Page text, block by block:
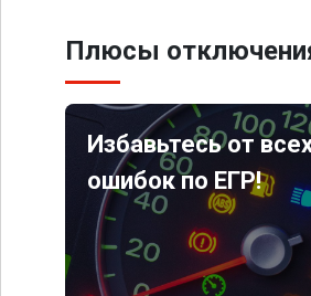
Плюсы
Избавьтесь от
ошибок по ЕГР!